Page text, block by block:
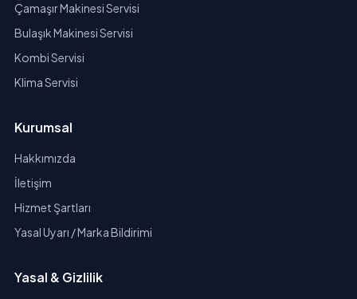
Çamaşır Makinesi Servisi
Bulaşık Makinesi Servisi
Kombi Servisi
Klima Servisi
Kurumsal
Hakkımızda
İletişim
Hizmet Şartları
Yasal Uyarı / Marka Bildirimi
Yasal & Gizlilik